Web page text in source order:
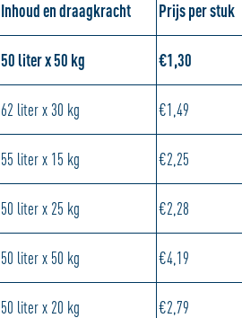
Inhoud en draagkracht Prijs per stuk
50 liter x 50 kg €1,30
62 liter x 30 kg €1,49
55 liter x 15 kg €2,25
50 liter x 25 kg €2,28
50 liter x 50 kg €4,19
50 liter x 20 kg €2,79